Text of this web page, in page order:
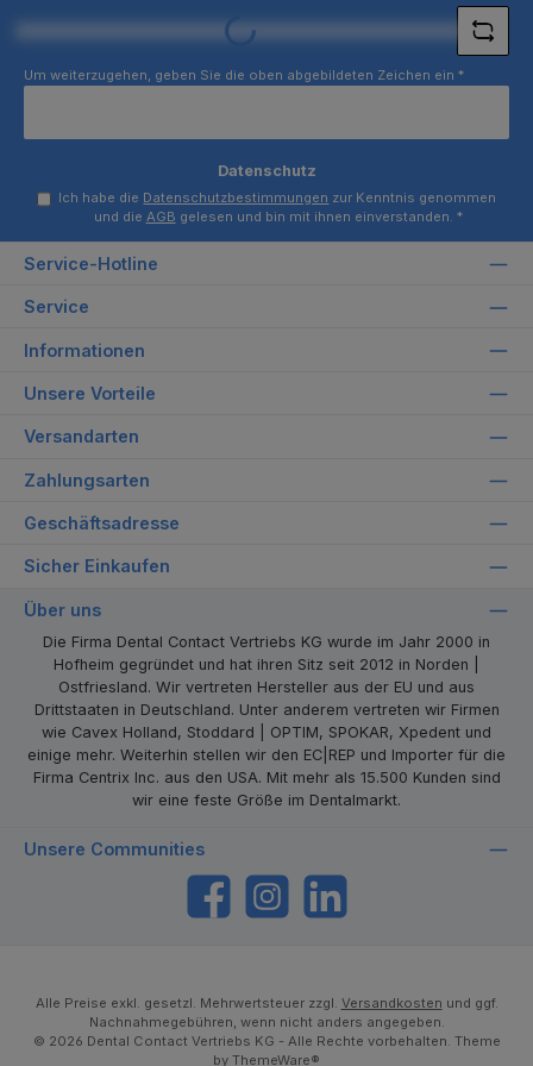
Loading...
Um weiterzugehen, geben Sie die oben abgebildeten Zeichen ein *
Datenschutz
Ich habe die Datenschutzbestimmungen zur Kenntnis genommen
und die AGB gelesen und bin mit ihnen einverstanden. *
Service-Hotline
Service
Informationen
Unsere Vorteile
Versandarten
Zahlungsarten
Geschäftsadresse
Sicher Einkaufen
Über uns
Die Firma Dental Contact Vertriebs KG wurde im Jahr 2000 in
Hofheim gegründet und hat ihren Sitz seit 2012 in Norden |
Ostfriesland. Wir vertreten Hersteller aus der EU und aus
Drittstaaten in Deutschland. Unter anderem vertreten wir Firmen
wie Cavex Holland, Stoddard | OPTIM, SPOKAR, Xpedent und
einige mehr. Weiterhin stellen wir den EC|REP und Importer für die
Firma Centrix Inc. aus den USA. Mit mehr als 15.500 Kunden sind
wir eine feste Größe im Dentalmarkt.
Unsere Communities
https://www.facebook.com/dentalcontact
Instagram
Alle Preise exkl. gesetzl. Mehrwertsteuer zzgl. Versandkosten und ggf.
Nachnahmegebühren, wenn nicht anders angegeben.
© 2026 Dental Contact Vertriebs KG - Alle Rechte vorbehalten. Theme
by ThemeWare®